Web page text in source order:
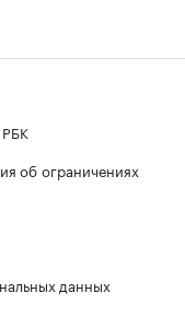
об ограничениях
данных